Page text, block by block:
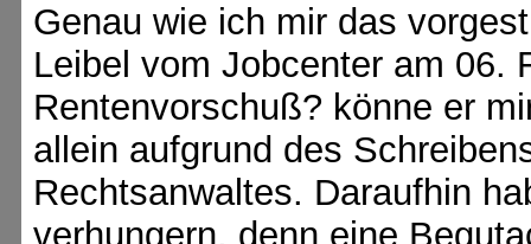
Genau wie ich mir das
Leibel vom Jobcenter am 06.
Rentenvorschuß? könne er
allein aufgrund des
Rechtsanwaltes. Daraufhin
verhungern, denn eine